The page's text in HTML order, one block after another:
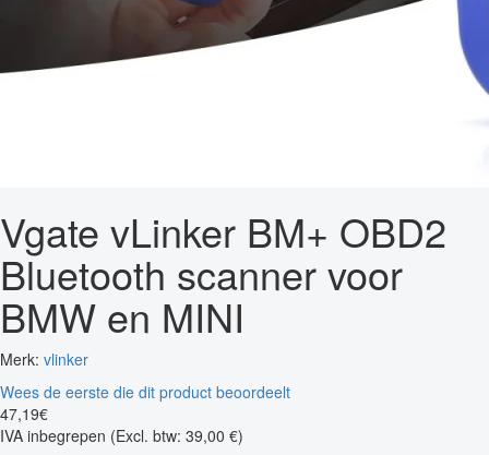
Vgate vLinker BM+ OBD2
Bluetooth scanner voor
BMW en MINI
Merk: vlinker
Wees de eerste die dit product beoordeelt
47,19€
IVA inbegrepen (Excl. btw: 39,00 €)